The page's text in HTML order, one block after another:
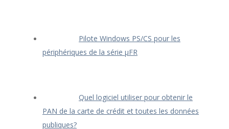
Pilote Windows PS/CS pour les
périphériques de la série μFR
Quel logiciel utiliser pour obtenir le
PAN de la carte de crédit et toutes les données
publiques?